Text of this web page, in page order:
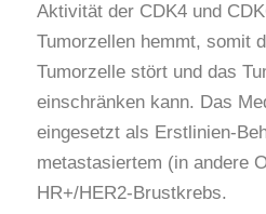
Aktivität der CDK4 und
Tumorzellen hemmt, somit
Tumorzelle stört und das
einschränken kann. Das
eingesetzt als Erstlinien-
metastasiertem (in andere
HR+/HER2-Brustkrebs.